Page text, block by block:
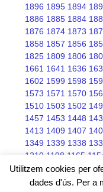
1896 1895 1894
1886 1885 1884
1876 1874 1873
1858 1857 1856
1825 1809 1806
1661 1641 1636
1602 1599 1598
1573 1571 1570
1510 1503 1502
1457 1453 1448
1413 1409 1407
1349 1339 1338
1210 1198 1165
1076 1075 1068
Utilitzem cookies per
dades d'ús. Per a